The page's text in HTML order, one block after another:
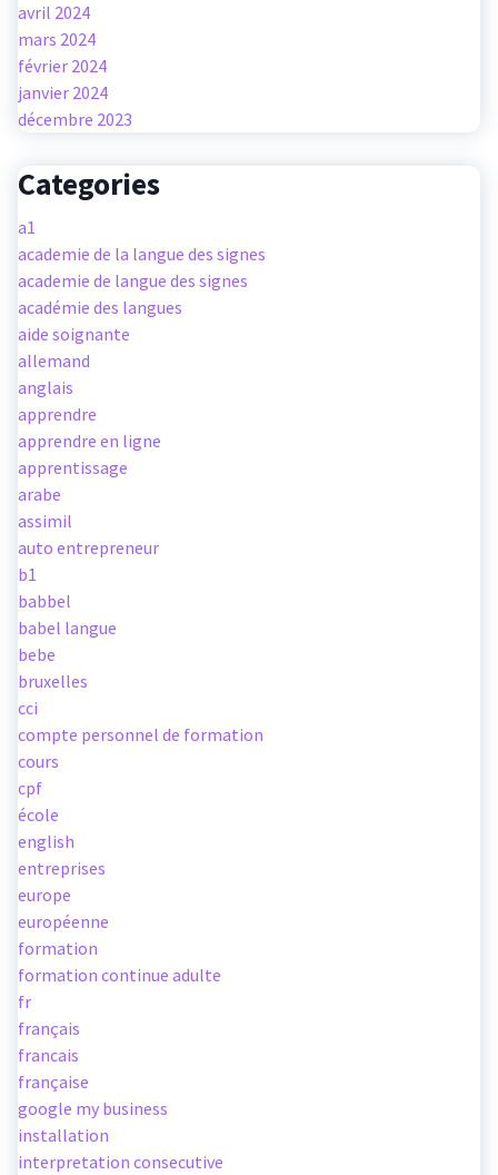
avril 2024
mars 2024
février 2024
janvier 2024
décembre 2023
Categories
a1
academie de la langue des signes
academie de langue des signes
académie des langues
aide soignante
allemand
anglais
apprendre
apprendre en ligne
apprentissage
arabe
assimil
auto entrepreneur
b1
babbel
babel langue
bebe
bruxelles
cci
compte personnel de formation
cours
cpf
école
english
entreprises
europe
européenne
formation
formation continue adulte
fr
français
francais
française
google my business
installation
interpretation consecutive